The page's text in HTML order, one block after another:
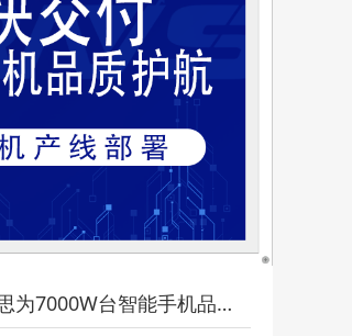
快交付，海瑞思为7000W台智能手机品质护航